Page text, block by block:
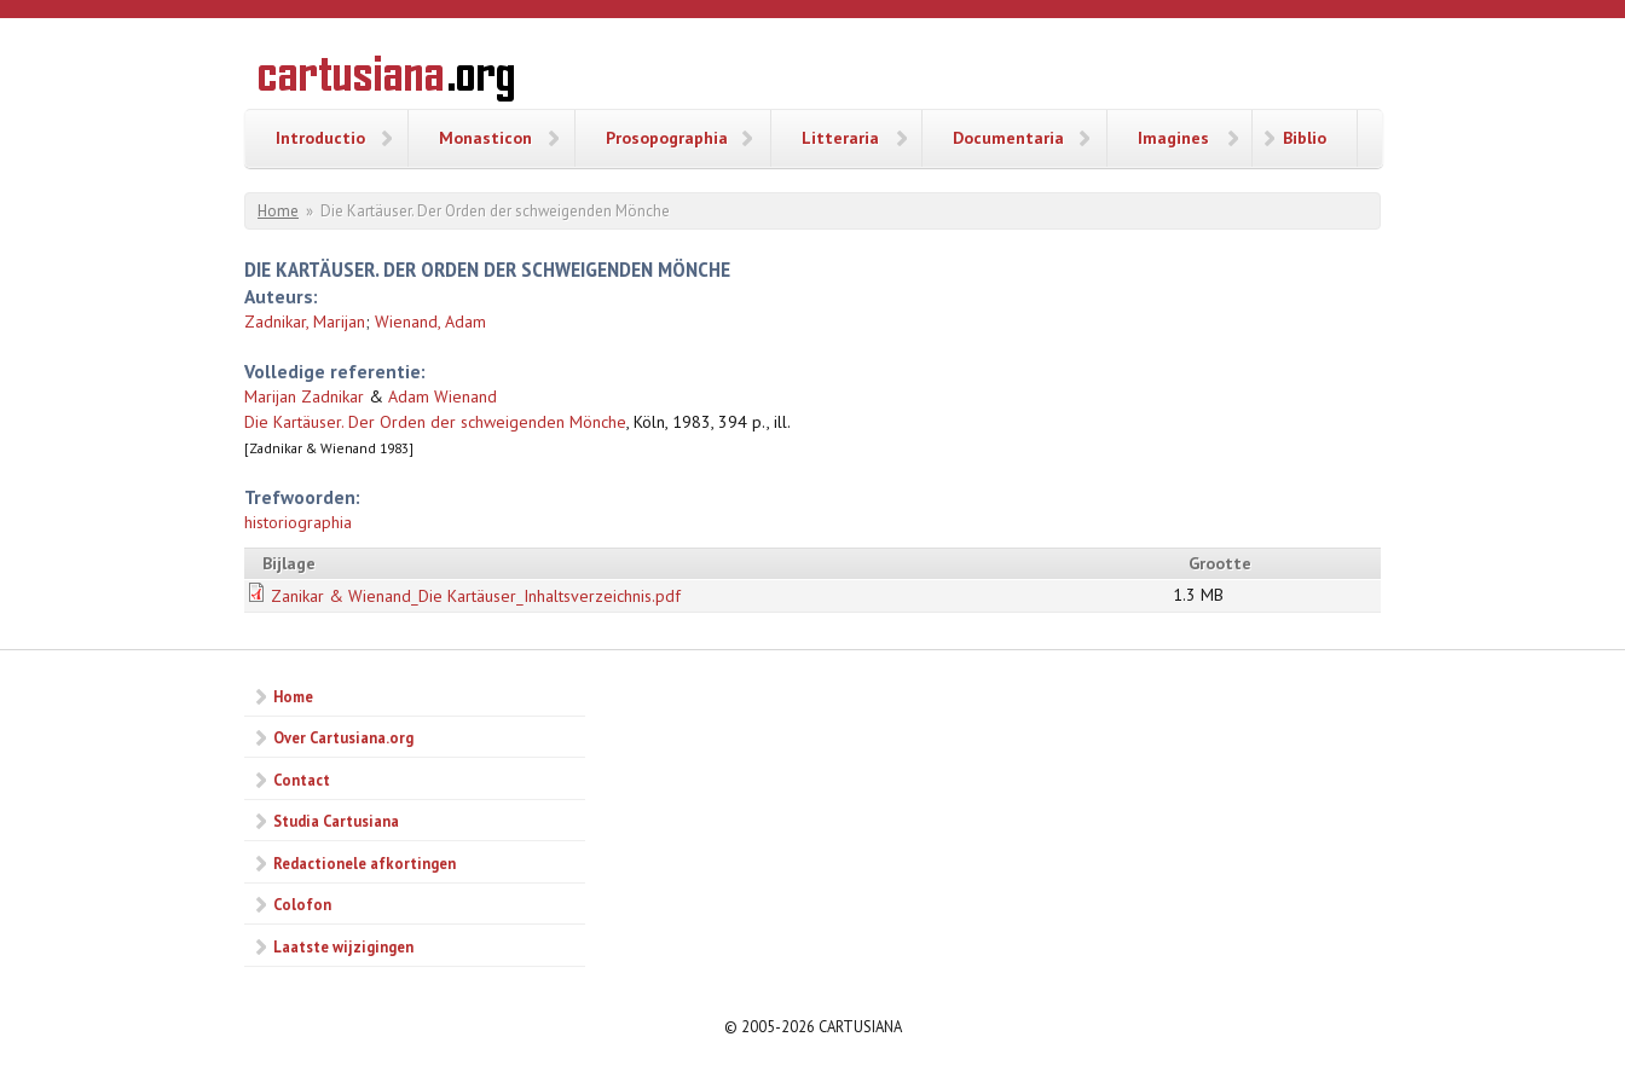
Overslaan en naar de inhoud gaan
CARTUSIANA
Geschiedenis
van de
Introductio Monasticon Prosopographia Litteraria Documentaria Imagines Biblio
U bent hier
Home » Die Kartäuser. Der Orden der schweigenden Mönche
DIE KARTÄUSER. DER ORDEN DER SCHWEIGENDEN MÖNCHE
Auteurs:
Zadnikar, Marijan; Wienand, Adam
Volledige referentie:
Marijan Zadnikar & Adam Wienand
Die Kartäuser. Der Orden der schweigenden Mönche, Köln, 1983, 394 p., ill.
[Zadnikar & Wienand 1983]
Trefwoorden:
historiographia
Bijlage
Grootte
Zanikar & Wienand_Die Kartäuser_Inhaltsverzeichnis.pdf
1.3 MB
Home
Over Cartusiana.org
Contact
Studia Cartusiana
Redactionele afkortingen
Colofon
Laatste wijzigingen
© 2005-2026 CARTUSIANA